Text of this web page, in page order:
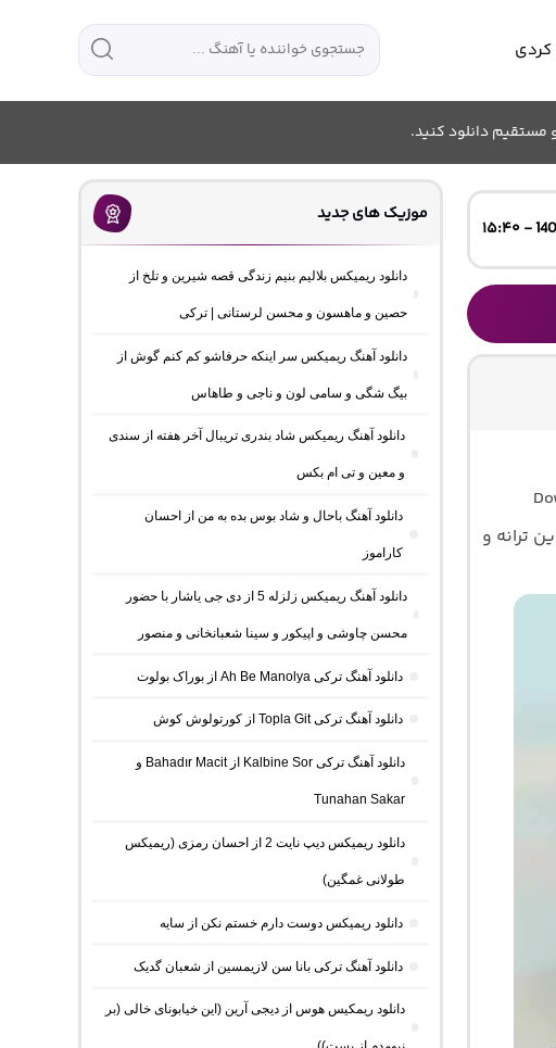
مستقیم دانلود کنید.
ترانه و
موزیک های جدید
دانلود ریمیکس بلالیم بنیم زندگی قصه شیرین و تلخ از
حصین و ماهسون و محسن لرستانی | ترکی
دانلود آهنگ ریمیکس سر اینکه حرفاشو کم کنم گوش از
بیگ شگی و سامی لون و ناجی و طاهاس
دانلود آهنگ ریمیکس شاد بندری تریبال آخر هفته از سندی
و معین و تی ام بکس
دانلود آهنگ باحال و شاد بوس بده به من از احسان
کاراموز
دانلود آهنگ ریمیکس زلزله 5 از دی جی یاشار با حضور
محسن چاوشی و اپیکور و سینا شعبانخانی و منصور
دانلود آهنگ ترکی Ah Be Manolya از بوراک بولوت
دانلود آهنگ ترکی Topla Git از کورتولوش کوش
دانلود آهنگ ترکی Kalbine Sor از Bahadır Macit و
Tunahan Sakar
دانلود ریمیکس دیپ نایت 2 از احسان رمزی (ریمیکس
طولانی غمگین)
دانلود ریمیکس دوست دارم خستم نکن از سایه
دانلود آهنگ ترکی بانا سن لازیمسین از شعبان گدیک
دانلود ریمکیس هوس از دیجی آرین (این خیابونای خالی (بر